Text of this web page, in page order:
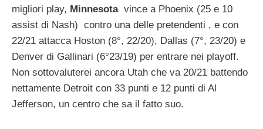
migliori play, Minnesota vince a Phoenix (25 e 10
assist di Nash) contro una delle pretendenti , e con
22/21 attacca Hoston (8°, 22/20), Dallas (7°, 23/20) e
Denver di Gallinari (6°23/19) per entrare nei playoff.
Non sottovaluterei ancora Utah che va 20/21 battendo
nettamente Detroit con 33 punti e 12 punti di Al
Jefferson, un centro che sa il fatto suo.